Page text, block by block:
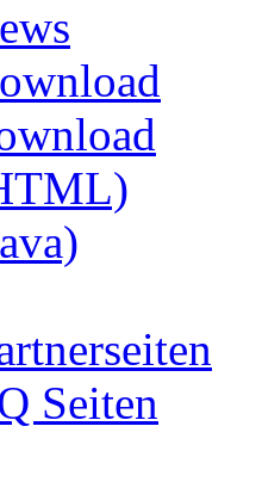
Seiten